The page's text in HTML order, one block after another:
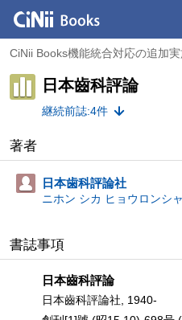
CiNii Books機能統合対応の追加
日本齒科評論
継続前誌:4件
著者
日本歯科評論社
ニホン シカ ヒョウロンシャ
書誌事項
日本齒科評論
日本齒科評論社, 1940-